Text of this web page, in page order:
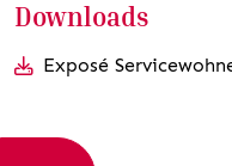
Downloads
Exposé